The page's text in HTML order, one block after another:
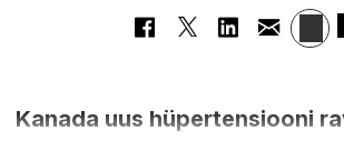
Kanada uus hüpertensiooni